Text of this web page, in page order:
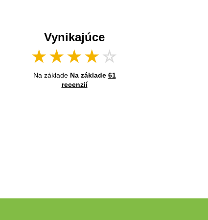
Vynikajúce
★★★★☆
Na základe Na základe 61
recenzií